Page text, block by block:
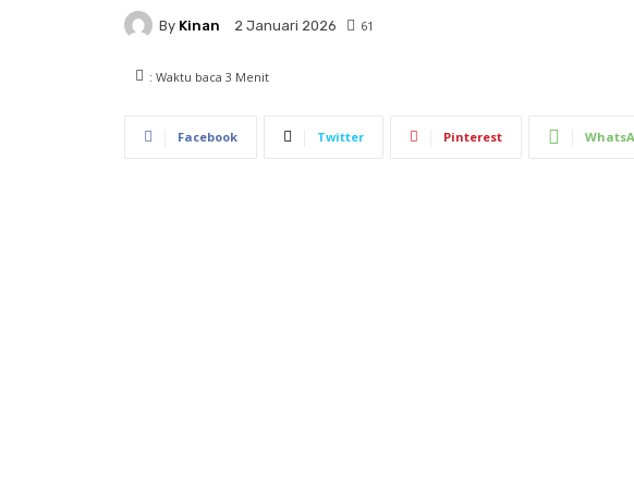
By Kinan 2 Januari 2026 61
: Waktu baca 3 Menit
Facebook Twitter Pinterest